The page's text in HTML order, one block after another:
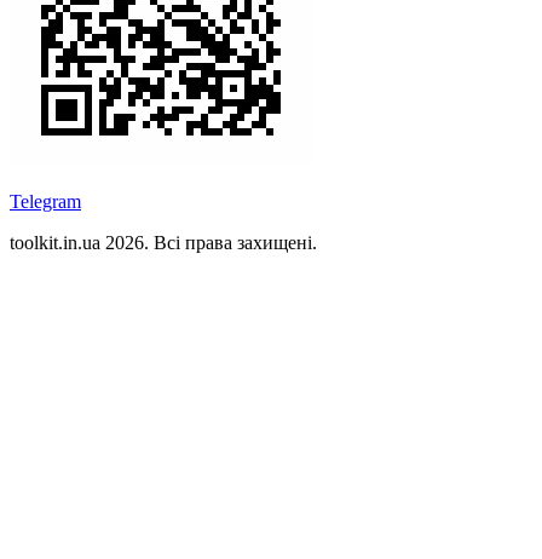
Telegram
toolkit.in.ua 2026. Всі права захищені.